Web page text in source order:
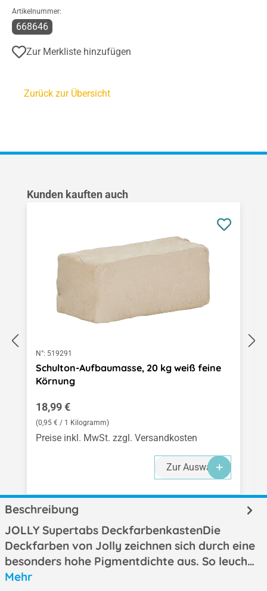
Artikelnummer:
668646
Zur Merkliste hinzufügen
Zurück zur Übersicht
Produktgalerie überspringen
Kunden kauften auch
N°: 519291
Schulton-Aufbaumasse, 20 kg weiß feine
Körnung
Regulärer Preis:
18,99 €
(0,95 € / 1 Kilogramm)
Preise inkl. MwSt. zzgl. Versandkosten
Zur Auswahl
Beschreibung
JOLLY Supertabs DeckfarbenkastenDie
Deckfarben von Jolly zeichnen sich durch eine
besonders hohe Pigmentdichte aus. So leuch…
Mehr